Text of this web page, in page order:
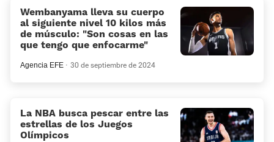
Wembanyama lleva su cuerpo
al siguiente nivel 10 kilos más
de músculo: “Son cosas en las
que tengo que enfocarme”
Agencia EFE 30 de septiembre de 2024
La NBA busca pescar entre las
estrellas de los Juegos
Olímpicos